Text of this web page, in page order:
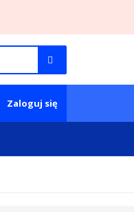
Zaloguj się